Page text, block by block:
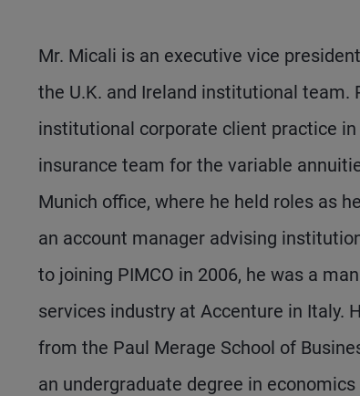
Mr. Micali is an executive vice
the U.K. and Ireland institutional team.
institutional corporate client practice
insurance team for the variable
Munich office, where he held roles as
an account manager advising
to joining PIMCO in 2006, he was a
services industry at Accenture in Italy.
from the Paul Merage School of
an undergraduate degree in